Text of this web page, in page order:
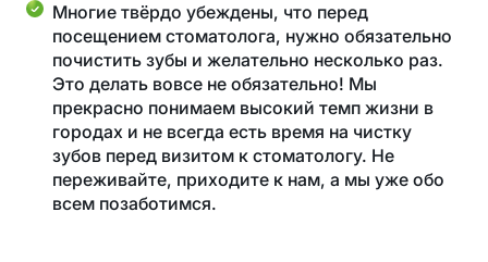
Многие твёрдо убеждены, что перед
посещением стоматолога, нужно обязательно
почистить зубы и желательно несколько раз.
Это делать вовсе не обязательно! Мы
прекрасно понимаем высокий темп жизни в
городах и не всегда есть время на чистку
зубов перед визитом к стоматологу. Не
переживайте, приходите к нам, а мы уже обо
всем позаботимся.